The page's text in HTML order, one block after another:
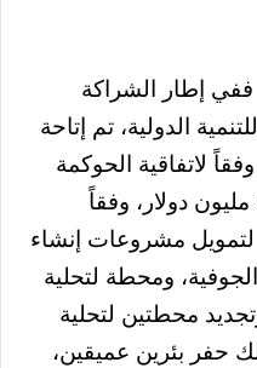
ففي إطار الشراكة
الدولية، تم إتاحة
دولار، وفقاً لاتفاقية الحوكمة
الاقتصادية الشاملة، ومبلغ 50 مليون دولار، وفقاً
لتمويل مشروعات إنشاء
ومحطة لتحلية
عميقة، وتجديد محطتين لتحلية
حفر بئرين عميقين،